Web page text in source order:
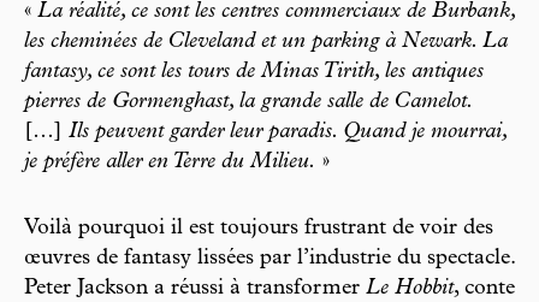
« La réalité, ce sont les centres commerciaux de Burbank,
les cheminées de Cleveland et un parking à Newark. La
fantasy, ce sont les tours de Minas Tirith, les antiques
pierres de Gormenghast, la grande salle de Camelot.
[…] Ils peuvent garder leur paradis. Quand je mourrai,
je préfère aller en Terre du Milieu. »
Voilà pourquoi il est toujours frustrant de voir des
œuvres de fantasy lissées par l’industrie du spectacle.
Peter Jackson a réussi à transformer Le Hobbit, conte